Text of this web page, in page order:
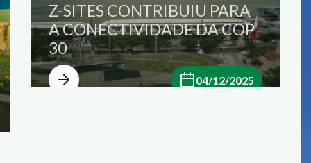
Z-SITES CONTRIBUIU PARA
A CONECTIVIDADE DA COP
30
04/12/2025